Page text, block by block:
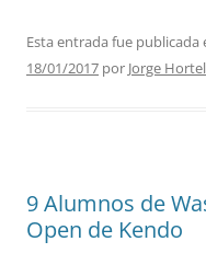
Esta entrada fue publicada
18/01/2017 por Jorge
9 Alumnos de
Open de Kendo